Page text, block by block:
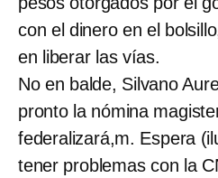
con el dinero en el
en liberar las vías.
No en balde, Silvano
pronto la nómina
federalizará,m. Espera
tener problemas con la